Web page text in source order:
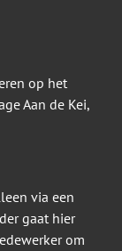
op het
Aan de Kei,
via een
gaat hier
om